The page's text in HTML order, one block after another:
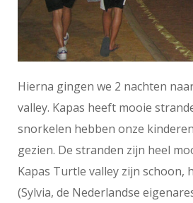
Hierna gingen we 2 nachten
valley. Kapas heeft mooie
snorkelen hebben onze
gezien. De stranden zijn heel
Kapas Turtle valley zijn schoon,
(Sylvia, de Nederlandse